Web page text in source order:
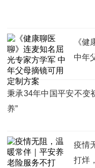
《
中年
秉承34年中国平安不变
养”
疫情
打烊